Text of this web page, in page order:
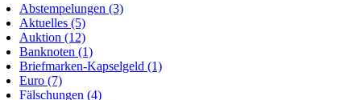
Abstempelungen (3)
Aktuelles (5)
Auktion (12)
Banknoten (1)
Briefmarken-Kapselgeld (1)
Euro (7)
Fälschungen (4)